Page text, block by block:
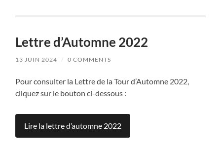
Lettre d’Automne 2022
13 JUIN 2024 / 0 COMMENTS
Pour consulter la Lettre de la Tour d’Automne 2022,
cliquez sur le bouton ci-dessous :
Lire la lettre d’automne 2022